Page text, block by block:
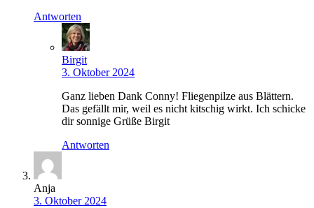
Antworten
Birgit
3. Oktober 2024
Ganz lieben Dank Conny! Fliegenpilze aus Blättern.
Das gefällt mir, weil es nicht kitschig wirkt. Ich schicke
dir sonnige Grüße Birgit
Antworten
Anja
3. Oktober 2024